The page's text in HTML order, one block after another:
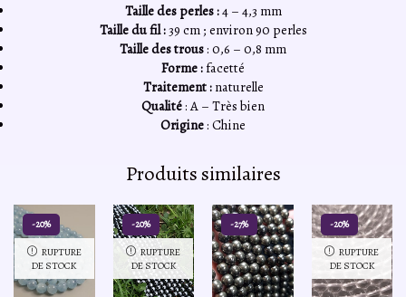
Taille des perles :4 – 4,3 mm
Taille du fil :39 cm ; environ 90 perles
Taille des trous: 0,6 – 0,8 mm
Forme : facetté
Traitement :naturelle
Qualité: A – Très bien
Origine: Chine
Produits similaires
RUPTURE
DE STOCK
-20%
RUPTURE
DE STOCK
-20% -27%
RUPTURE
DE STOCK
-20%